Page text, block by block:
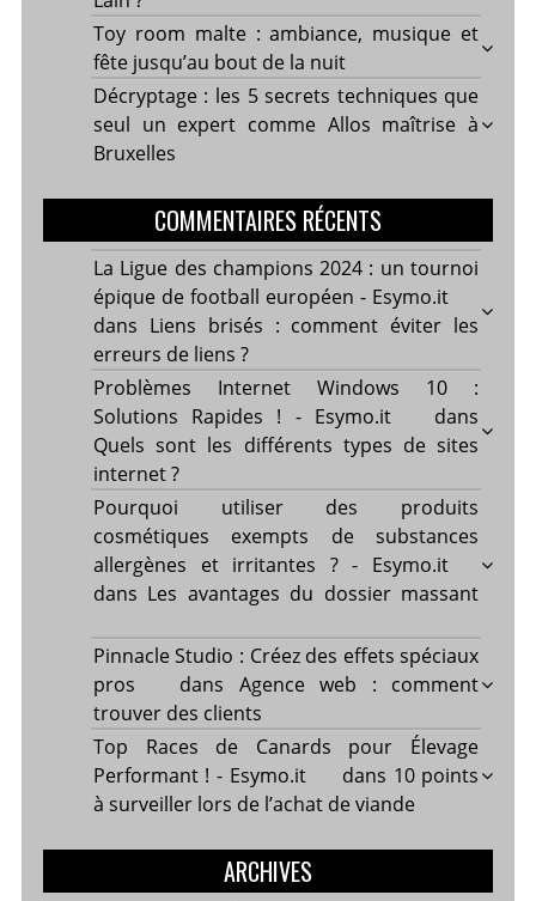
Toy room malte : ambiance, musique et
fête jusqu’au bout de la nuit
Décryptage : les 5 secrets techniques que
seul un expert comme Allos maîtrise à
Bruxelles
COMMENTAIRES RÉCENTS
La Ligue des champions 2024 : un tournoi
épique de football européen - Esymo.it
dans Liens brisés : comment éviter les
erreurs de liens ?
Problèmes Internet Windows 10 :
Solutions Rapides ! - Esymo.it
dans
Quels sont les différents types de sites
internet ?
Pourquoi utiliser des produits
cosmétiques exempts de substances
allergènes et irritantes ? - Esymo.it
dans Les avantages du dossier massant
Pinnacle Studio : Créez des effets spéciaux
pros
dans Agence web : comment
trouver des clients
Top Races de Canards pour Élevage
Performant ! - Esymo.it
dans 10 points
à surveiller lors de l’achat de viande
ARCHIVES